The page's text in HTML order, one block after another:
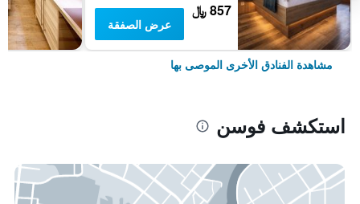
857 ﷼
عرض الصفقة
مشاهدة الفنادق الأخرى الموصى بها
استكشف فوسن